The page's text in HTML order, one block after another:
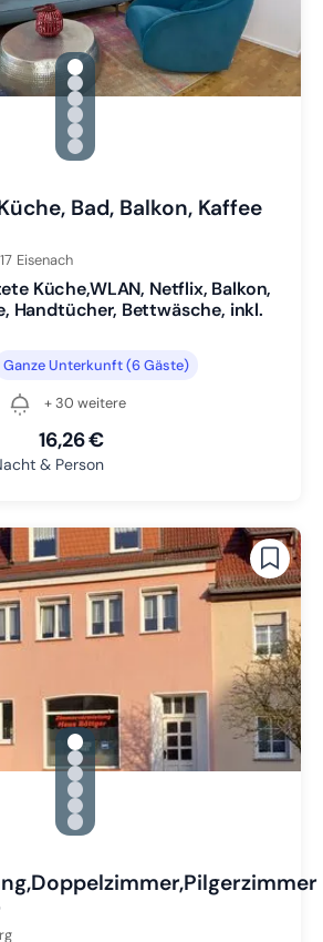
gallery.slide_selector
Zu Slide 1 wechseln
Zu Slide 2 wechseln
Zu Slide 3 wechseln
Zu Slide 4 wechseln
Zu Slide 5 wechseln
Zu Slide 6 wechseln
Bad, Balkon, Kaffee
Eisenach
Küche,WLAN, Netflix, Balkon,
Handtücher, Bettwäsche, inkl.
Ganze Unterkunft (6 Gäste)
+ 30 weitere
16,26 €
& Person
gallery.slide_selector
Zu Slide 1 wechseln
Zu Slide 2 wechseln
Zu Slide 3 wechseln
Zu Slide 4 wechseln
Zu Slide 5 wechseln
Zu Slide 6 wechseln